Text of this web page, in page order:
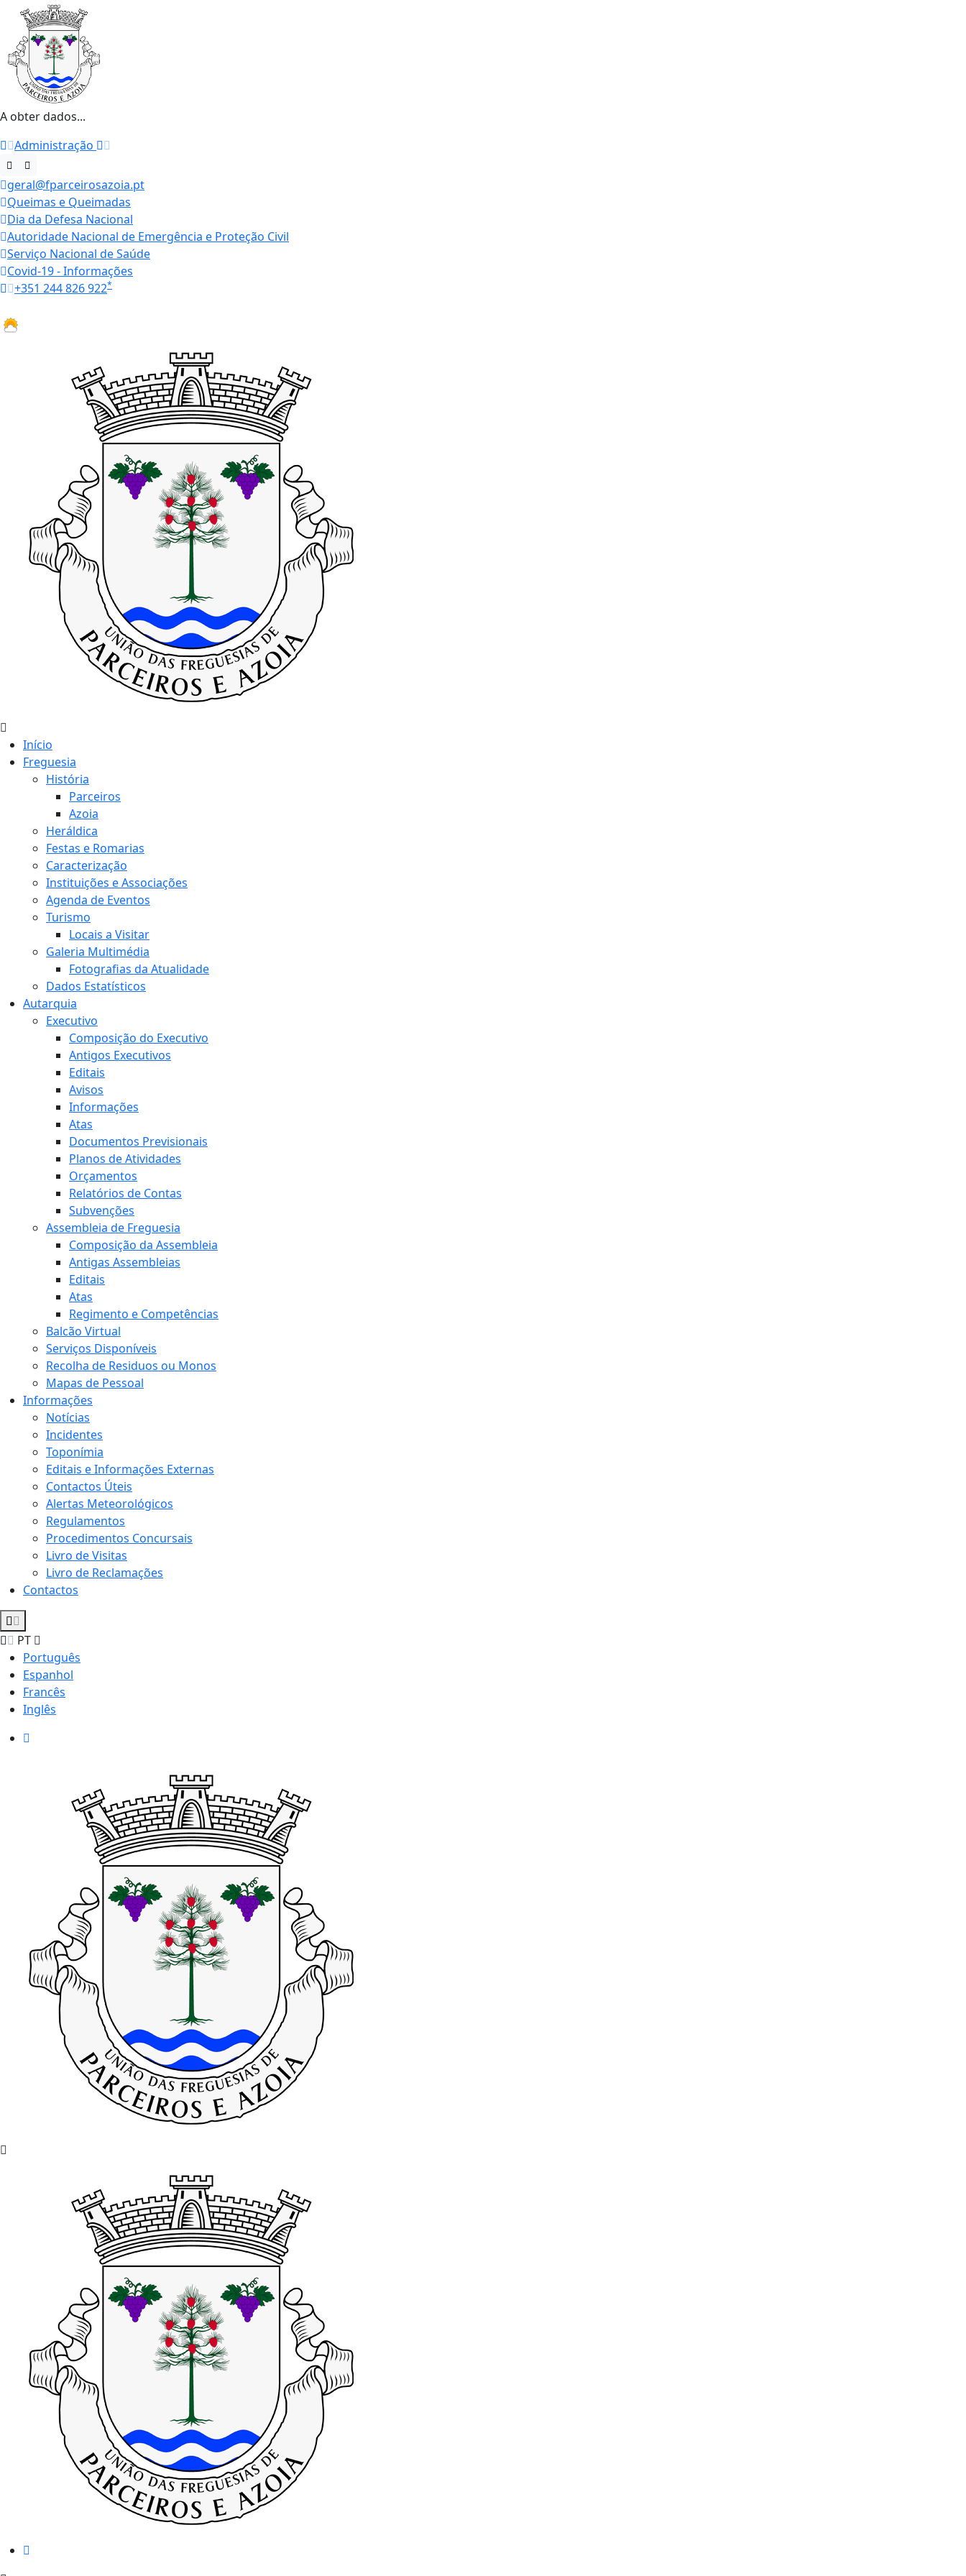
A obter dados...
Administração
geral@fparceirosazoia.pt
Queimas e Queimadas
Dia da Defesa Nacional
Autoridade Nacional de Emergência e Proteção Civil
Serviço Nacional de Saúde
Covid-19 - Informações
+351 244 826 922*
Início
Freguesia
História
Parceiros
Azoia
Heráldica
Festas e Romarias
Caracterização
Instituições e Associações
Agenda de Eventos
Turismo
Locais a Visitar
Galeria Multimédia
Fotografias da Atualidade
Dados Estatísticos
Autarquia
Executivo
Composição do Executivo
Antigos Executivos
Editais
Avisos
Informações
Atas
Documentos Previsionais
Planos de Atividades
Orçamentos
Relatórios de Contas
Subvenções
Assembleia de Freguesia
Composição da Assembleia
Antigas Assembleias
Editais
Atas
Regimento e Competências
Balcão Virtual
Serviços Disponíveis
Recolha de Residuos ou Monos
Mapas de Pessoal
Informações
Notícias
Incidentes
Toponímia
Editais e Informações Externas
Contactos Úteis
Alertas Meteorológicos
Regulamentos
Procedimentos Concursais
Livro de Visitas
Livro de Reclamações
Contactos
PT
Português
Espanhol
Francês
Inglês